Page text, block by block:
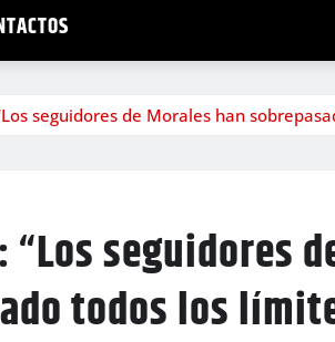
seguidores de Morales han
“Los seguidores
todos los